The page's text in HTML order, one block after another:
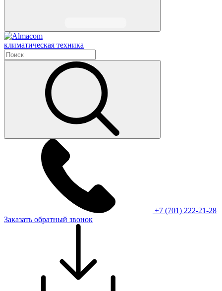
климатическая техника
+7 (701) 222-21-28
Заказать обратный звонок